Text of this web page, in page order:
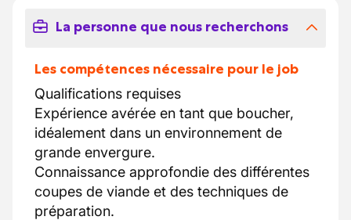
La personne que nous recherchons
Les compétences nécessaire pour le job
Qualifications requises
Expérience avérée en tant que boucher,
idéalement dans un environnement de
grande envergure.
Connaissance approfondie des différentes
coupes de viande et des techniques de
préparation.